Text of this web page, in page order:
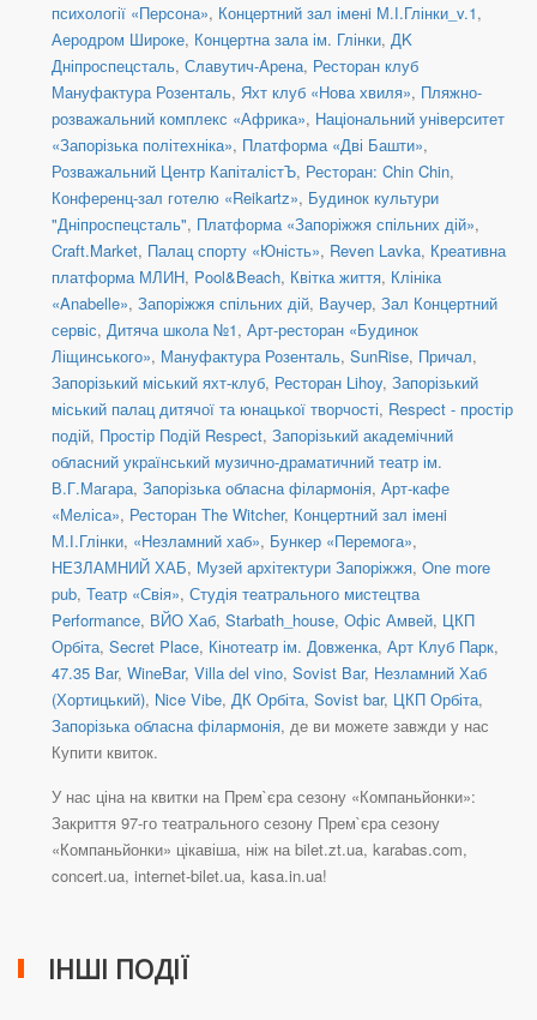
психології «Персона», Концертний зал іменi М.І.Глінки_v.1,
Аеродром Широке, Концертна зала ім. Глінки, ДK
Дніпроспецсталь, Славутич-Арена, Ресторан клуб
Мануфактура Розенталь, Яхт клуб «Нова хвиля», Пляжно-
розважальний комплекс «Африка», Національний університет
«Запорізька політехніка», Платформа «Дві Башти»,
Розважальний Центр КапіталістЪ, Ресторан: Chin Chin,
Конференц-зал готелю «Reikartz», Будинок культури
"Дніпроспецсталь", Платформа «Запоріжжя спільних дій»,
Craft.Market, Палац спорту «Юність», Reven Lavka, Креативна
платформа МЛИН, Pool&Beach, Квітка життя, Клініка
«Anabelle», Запоріжжя спільних дій, Ваучер, Зал Концертний
сервіс, Дитяча школа №1, Арт-ресторан «Будинок
Ліщинського», Мануфактура Розенталь, SunRise, Причал,
Запорізький міський яхт-клуб, Ресторан Lihoy, Запорізький
міський палац дитячої та юнацької творчості, Respect - простір
подій, Простір Подій Respect, Запорізький академічний
обласний український музично-драматичний театр ім.
В.Г.Магара, Запорізька обласна філармонія, Арт-кафе
«Меліса», Ресторан The Witcher, Концертний зал іменi
М.І.Глінки, «Незламний хаб», Бункер «Перемога»,
НЕЗЛАМНИЙ ХАБ, Музей архітектури Запоріжжя, One more
pub, Театр «Свія», Студія театрального мистецтва
Performance, ВЙО Хаб, Starbath_house, Офіс Амвей, ЦКП
Орбіта, Secret Place, Кінотеатр ім. Довженка, Арт Клуб Парк,
47.35 Bar, WineBar, Villa del vino, Sovist Bar, Незламний Хаб
(Хортицький), Nice Vibe, ДК Орбіта, Sovist bar, ЦКП Орбіта,
Запорізька обласна філармонія, де ви можете завжди у нас
Купити квиток.
У нас ціна на квитки на Прем`єра сезону «Компаньйонки»:
Закриття 97-го театрального сезону Прем`єра сезону
«Компаньйонки» цікавіша, ніж на bilet.zt.ua, karabas.com,
concert.ua, internet-bilet.ua, kasa.in.ua!
ІНШІ ПОДІЇ